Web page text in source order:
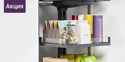
Акция